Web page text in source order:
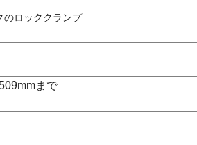
のロッククランプ
まで